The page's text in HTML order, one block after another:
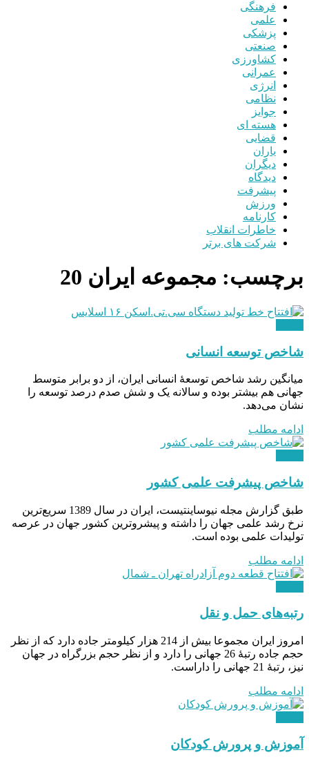
فرهنگی
علمی
پزشکی
صنعتی
کشاورزی
عمرانی
انرژی
نظامی
جوایز
هسته ای
قضایی
یاران
دیگران
دیدگاه
پیشرفت
ورزش
کارنامه
خاطرات انقلاب
شرکت های برتر
برچسب: مجموعه ایران 20
شاخص توسعه انسانی
میانگین رشد شاخص توسعۀ انسانی ایران، از دو برابر متوسط
جهانی هم بیشتر بوده و سالانه یک و شش صدم درصد توسعه را
نشان می‌دهد.
ادامه مطلب
شاخص پیشرفت علمی کشور
طبق گزارش مجله نیوساینتیست، ایران در سال 1389 سریع‌ترین
نرخ رشد علمی جهان را داشته و پیشروترین کشور جهان در عرصه
تولیدات علمی بوده است.
ادامه مطلب
رتبه‌های حمل و نقل
امروز ایران مجموعا بیش از 214 هزار کیلومتر جاده دارد که از نظر
حجم جاده رتبۀ 26 جهانی را دارد و از نظر حجم بزرگراه در جهان
نیز، رتبۀ 21 جهانی را داراست.
ادامه مطلب
آموزش و پرورش کودکان